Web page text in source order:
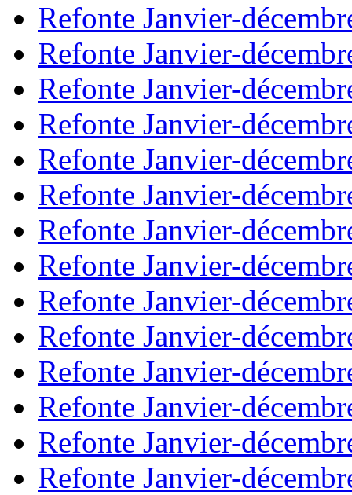
Refonte Janvier-
Refonte Janvier-
Refonte Janvier-
Refonte Janvier-
Refonte Janvier-
Refonte Janvier-
Refonte Janvier-
Refonte Janvier-
Refonte Janvier-
Refonte Janvier-
Refonte Janvier-
Refonte Janvier-
Refonte Janvier-
Refonte Janvier-